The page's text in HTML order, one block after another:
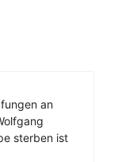
an
sterben ist